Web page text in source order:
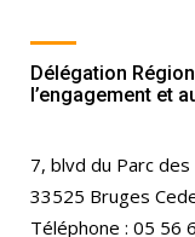
Délégation
l’engagement et
7, blvd du Parc
33525 Bruges
Téléphone : 05 56